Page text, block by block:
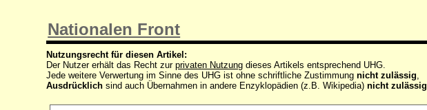
Nationalen Front
Nutzungsrecht für diesen Artikel:
Der Nutzer erhält das Recht zurprivaten Nutzung dieses Artikels entsprechend UHG.
Jede weitere Verwertung im Sinne des UHG ist ohne schriftliche Zustimmungnicht zulässig
Ausdrücklich sind auch Übernahmen in andere Enzyklopädien (z.B. Wikipedia)nicht zulässig